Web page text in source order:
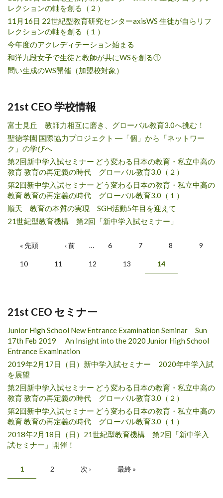
レクションの軸を創る（２）
11月16日 22世紀型教育研究センターaxisWS 生徒が自らリフ
レクションの軸を創る（１）
今年度のアクレディテーション始まる
和洋九段女子で生徒と教師が共にWSを創る①
問い生成のWS開催（加盟校対象）
21st CEO 学校情報
富士見丘 教師力相互に磨き、グローバル教育3.0へ挑む！
聖徳学園 国際協力プロジェクト ―「個」から「ネットワー
ク」の学びへ
第2回新中学入試セミナー どう変わる日本の教育・私立中高の
教育 教育の再定義の時代 グローバル教育3.0（２）
第2回新中学入試セミナー どう変わる日本の教育・私立中高の
教育 教育の再定義の時代 グローバル教育3.0（１）
順天 教育の本質の実現 SGH活動5年目を迎えて
21世紀型教育機構 第2回「新中学入試セミナー」
Pages
« 先頭 ‹ 前 … 6 7 8 9
10 11 12 13 14
21st CEO セミナー
Junior High School New Entrance Examination Seminar Sun
17th Feb 2019 An Insight into the 2020 Junior High School
Entrance Examination
2019年2月17日（日）新中学入試セミナー 2020年中学入試
を展望
第2回新中学入試セミナー どう変わる日本の教育・私立中高の
教育 教育の再定義の時代 グローバル教育3.0（２）
第2回新中学入試セミナー どう変わる日本の教育・私立中高の
教育 教育の再定義の時代 グローバル教育3.0（１）
2018年2月18日（日）21世紀型教育機構 第2回「新中学入
試セミナー」開催！
Pages
1 2 次 › 最終 »